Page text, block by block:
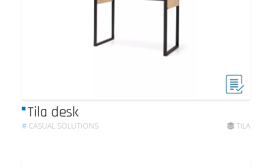
Tila desk
# CASUAL SOLUTIONS TILA